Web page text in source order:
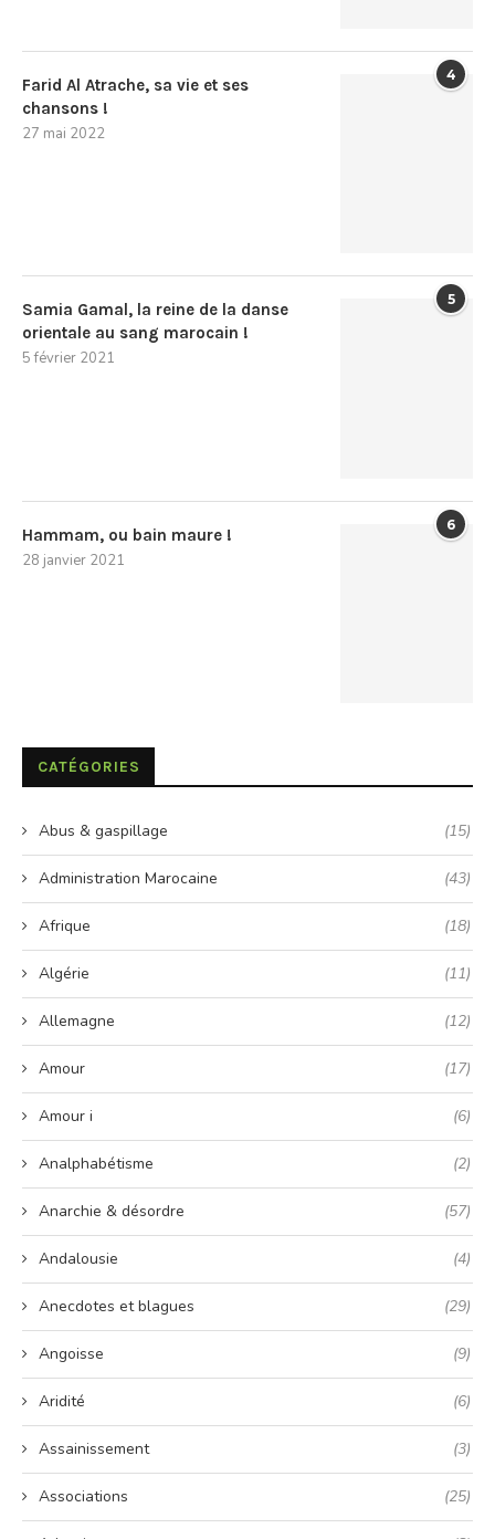
4
Farid Al Atrache, sa vie et ses
chansons !
27 mai 2022
5
Samia Gamal, la reine de la danse
orientale au sang marocain !
5 février 2021
6
Hammam, ou bain maure !
28 janvier 2021
CATÉGORIES
Abus & gaspillage (15)
Administration Marocaine (43)
Afrique (18)
Algérie (11)
Allemagne (12)
Amour (17)
Amour i (6)
Analphabétisme (2)
Anarchie & désordre (57)
Andalousie (4)
Anecdotes et blagues (29)
Angoisse (9)
Aridité (6)
Assainissement (3)
Associations (25)